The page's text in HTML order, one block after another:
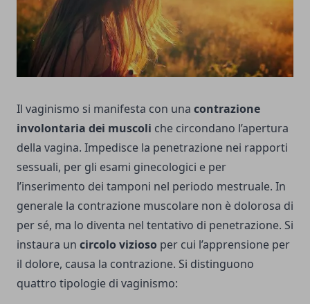
Il vaginismo si manifesta con una contrazione
involontaria dei muscoli che circondano l’apertura
della vagina. Impedisce la penetrazione nei rapporti
sessuali, per gli esami ginecologici e per
l’inserimento dei tamponi nel periodo mestruale. In
generale la contrazione muscolare non è dolorosa di
per sé, ma lo diventa nel tentativo di penetrazione. Si
instaura un circolo vizioso per cui l’apprensione per
il dolore, causa la contrazione. Si distinguono
quattro tipologie di vaginismo: